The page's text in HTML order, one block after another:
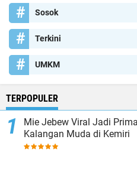
Sosok
Terkini
UMKM
TERPOPULER
Mie Jebew Viral Jadi
Kalangan Muda di Kemiri